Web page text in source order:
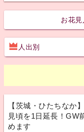
お花
人出別
【茨城・ひたちなか
見頃を1日延長！GW
めます